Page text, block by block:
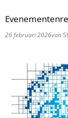
26 februari 2026van